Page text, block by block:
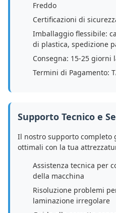
Freddo
Certificazioni di
Imballaggio flessibile:
di plastica, spedizione
Consegna: 15-25 giorni
Termini di Pagamento:
Supporto Tecnico e
Il nostro supporto completo
ottimali con la tua
Assistenza tecnica per
della macchina
Risoluzione problemi
laminazione irregolare